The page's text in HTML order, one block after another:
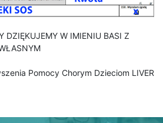
DZIĘKUJEMY W IMIENIU BASI Z
Pomocy Chorym Dzieciom LIVER